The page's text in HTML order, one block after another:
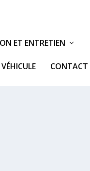
ET ENTRETIEN
CONTACT